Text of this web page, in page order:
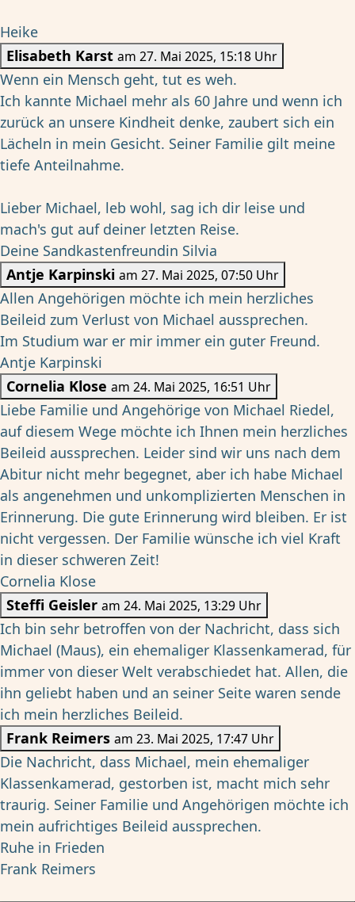
Heike
Elisabeth Karst
am 27. Mai 2025, 15:18 Uhr
Wenn ein Mensch geht, tut es weh.
Ich kannte Michael mehr als 60 Jahre und wenn ich
zurück an unsere Kindheit denke, zaubert sich ein
Lächeln in mein Gesicht. Seiner Familie gilt meine
tiefe Anteilnahme.
Lieber Michael, leb wohl, sag ich dir leise und
mach's gut auf deiner letzten Reise.
Deine Sandkastenfreundin Silvia
Antje Karpinski
am 27. Mai 2025, 07:50 Uhr
Allen Angehörigen möchte ich mein herzliches
Beileid zum Verlust von Michael aussprechen.
Im Studium war er mir immer ein guter Freund.
Antje Karpinski
Cornelia Klose
am 24. Mai 2025, 16:51 Uhr
Liebe Familie und Angehörige von Michael Riedel,
auf diesem Wege möchte ich Ihnen mein herzliches
Beileid aussprechen. Leider sind wir uns nach dem
Abitur nicht mehr begegnet, aber ich habe Michael
als angenehmen und unkomplizierten Menschen in
Erinnerung. Die gute Erinnerung wird bleiben. Er ist
nicht vergessen. Der Familie wünsche ich viel Kraft
in dieser schweren Zeit!
Cornelia Klose
Steffi Geisler
am 24. Mai 2025, 13:29 Uhr
Ich bin sehr betroffen von der Nachricht, dass sich
Michael (Maus), ein ehemaliger Klassenkamerad, für
immer von dieser Welt verabschiedet hat. Allen, die
ihn geliebt haben und an seiner Seite waren sende
ich mein herzliches Beileid.
Frank Reimers
am 23. Mai 2025, 17:47 Uhr
Die Nachricht, dass Michael, mein ehemaliger
Klassenkamerad, gestorben ist, macht mich sehr
traurig. Seiner Familie und Angehörigen möchte ich
mein aufrichtiges Beileid aussprechen.
Ruhe in Frieden
Frank Reimers